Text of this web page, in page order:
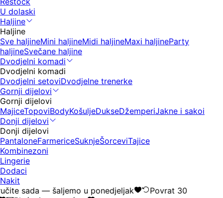
U dolaski
Haljine
Haljine
Sve haljineMini haljineMidi haljineMaxi haljineParty
haljineSvečane haljine
Dvodjelni komadi
Dvodjelni komadi
Dvodjelni setoviDvodjelne trenerke
Gornji dijelovi
Gornji dijelovi
MajiceTopoviBodyKošuljeDukseDžemperiJakne i sakoi
Donji dijelovi
Donji dijelovi
PantaloneFarmericeSuknjeŠorceviTajice
Kombinezoni
Lingerie
Dodaci
Nakit
sada — šaljemo u ponedjeljak
Povrat 30